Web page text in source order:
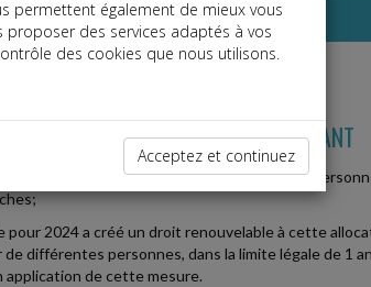
JOURNALIÈRE DE PROCHE AIDANT
allocation journalière de proche aidant à la
pour 2024 a créé un droit renouvelable à cette
différentes personnes, dans la limite légale de 1
de cette mesure.
permettent également de mieux vous
des services adaptés à vos
des cookies que nous utilisons.
Acceptez et continuez